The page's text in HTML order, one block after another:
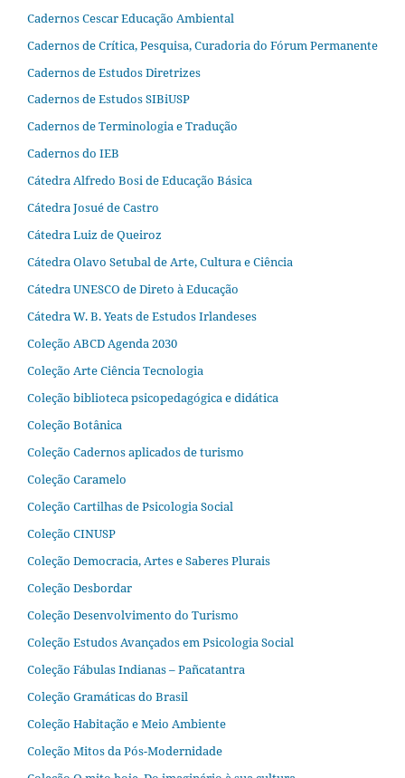
Cadernos Cescar Educação Ambiental
Cadernos de Crítica, Pesquisa, Curadoria do Fórum Permanente
Cadernos de Estudos Diretrizes
Cadernos de Estudos SIBiUSP
Cadernos de Terminologia e Tradução
Cadernos do IEB
Cátedra Alfredo Bosi de Educação Básica
Cátedra Josué de Castro
Cátedra Luiz de Queiroz
Cátedra Olavo Setubal de Arte, Cultura e Ciência
Cátedra UNESCO de Direto à Educação
Cátedra W. B. Yeats de Estudos Irlandeses
Coleção ABCD Agenda 2030
Coleção Arte Ciência Tecnologia
Coleção biblioteca psicopedagógica e didática
Coleção Botânica
Coleção Cadernos aplicados de turismo
Coleção Caramelo
Coleção Cartilhas de Psicologia Social
Coleção CINUSP
Coleção Democracia, Artes e Saberes Plurais
Coleção Desbordar
Coleção Desenvolvimento do Turismo
Coleção Estudos Avançados em Psicologia Social
Coleção Fábulas Indianas – Pañcatantra
Coleção Gramáticas do Brasil
Coleção Habitação e Meio Ambiente
Coleção Mitos da Pós-Modernidade